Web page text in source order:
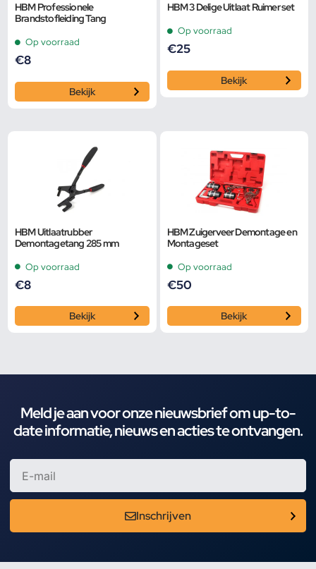
HBM Professionele
Brandstofleiding Tang
Op voorraad
€8
Bekijk
HBM 3 Delige Uitlaat Ruimer set
Op voorraad
€25
Bekijk
HBM Uitlaatrubber
Demontagetang 285 mm
Op voorraad
€8
Bekijk
HBM Zuigerveer Demontage en
Montageset
Op voorraad
€50
Bekijk
Meld je aan voor onze nieuwsbrief om up-to-
date informatie, nieuws en acties te ontvangen.
Inschrijven